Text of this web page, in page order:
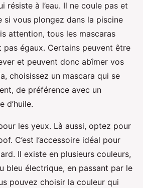
résiste à l’eau. Il ne coule pas et
si vous plongez dans la piscine
attention, tous les mascaras
égaux. Certains peuvent être
et peuvent donc abîmer vos
choisissez un mascara qui se
de préférence avec un
d’huile.
les yeux. Là aussi, optez pour
C’est l’accessoire idéal pour
Il existe en plusieurs couleurs,
bleu électrique, en passant par le
pouvez choisir la couleur qui